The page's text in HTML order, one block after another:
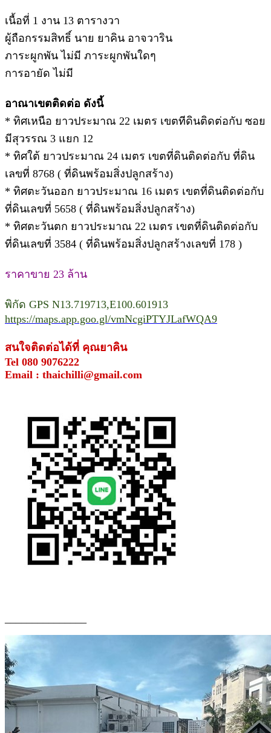
เนื้อที่ 1 งาน 13 ตารางวา
ผู้ถือกรรมสิทธิ์ นาย ยาคิน อาจวาริน
ภาระผูกพัน ไม่มี ภาระผูกพันใดๆ
การอายัด ไม่มี
อาณาเขตติดต่อ ดังนี้
* ทิศเหนือ ยาวประมาณ 22 เมตร เขตทีดินติดต่อกับ ซอย
มีสุวรรณ 3 แยก 12
* ทิศใต้ ยาวประมาณ 24 เมตร เขตที่ดินติดต่อกับ ที่ดิน
เลขที่ 8768 ( ที่ดินพร้อมสิ่งปลูกสร้าง)
* ทิศตะวันออก ยาวประมาณ 16 เมตร เขตที่ดินติดต่อกับ
ที่ดินเลขที่ 5658 ( ที่ดินพร้อมสิ่งปลูกสร้าง)
* ทิศตะวันตก ยาวประมาณ 22 เมตร เขตที่ดินติดต่อกับ
ที่ดินเลขที่ 3584 ( ที่ดินพร้อมสิ่งปลูกสร้างเลขที่ 178 )
ราคาขาย 23 ล้าน
พิกัด GPS N13.719713,E100.601913
https://maps.app.goo.gl/vmNcgiPTYJLafWQA9
สนใจติดต่อได้ที่ คุณยาคิน
Tel 080 9076222
Email : thaichilli@gmail.com